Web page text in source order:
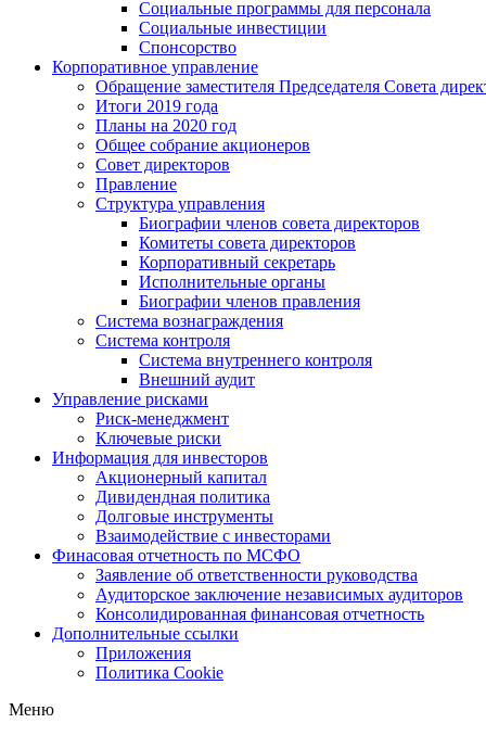
Социальные программы для персонала
Социальные инвестиции
Спонсорство
Корпоративное управление
Обращение заместителя Председателя Совета
Итоги 2019 года
Планы на 2020 год
Общее собрание акционеров
Совет директоров
Правление
Структура управления
Биографии членов совета директоров
Комитеты совета директоров
Корпоративный секретарь
Исполнительные органы
Биографии членов правления
Система вознаграждения
Система контроля
Система внутреннего контроля
Внешний аудит
Управление рисками
Риск-менеджмент
Ключевые риски
Информация для инвесторов
Акционерный капитал
Дивидендная политика
Долговые инструменты
Взаимодействие с инвеcторами
Финасовая отчетность по МСФО
Заявление об ответственности руководства
Аудиторское заключение независимых аудиторов
Консолидированная финансовая отчетность
Дополнительные ссылки
Приложения
Политика Cookie
Меню